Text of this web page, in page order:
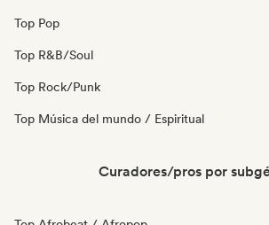
Top Pop
Top R&B/Soul
Top Rock/Punk
Top Música del mundo / Espiritual
Curadores/pros por